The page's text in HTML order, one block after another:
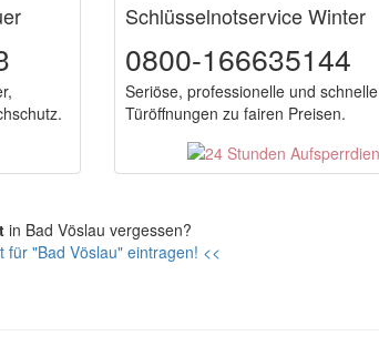
Schlüsselnotservice Winter
0800-166635144
Seriöse, professionelle und schnelle
Türöffnungen zu fairen Preisen.
in Bad Vöslau vergessen?
"Bad Vöslau" eintragen! <<